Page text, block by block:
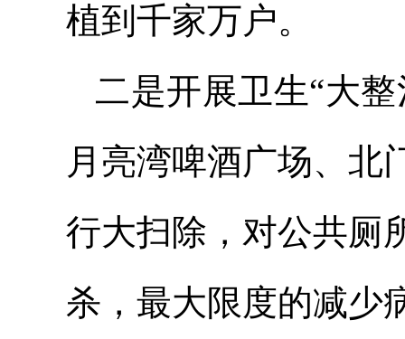
植到千家万户。
二是开展卫生“大
月亮湾啤酒广场、北
行大扫除，对公共厕
杀，最大限度的减少